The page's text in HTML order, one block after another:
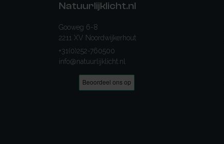
Natuurlijklicht.nl
Gooweg 6-8
2211 XV Noordwijkerhout
+31(0)252-760500
info@natuurlijklicht.nl